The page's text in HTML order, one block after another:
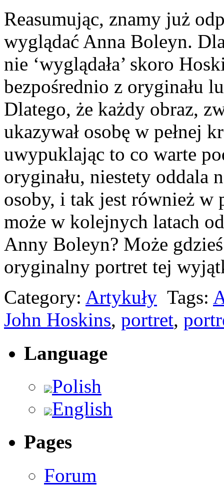
Reasumując, znamy już
wyglądać Anna Boleyn.
nie ‘wyglądała’ skoro
bezpośrednio z oryginału
Dlatego, że każdy obraz,
ukazywał osobę w pełnej
uwypuklając to co warte
oryginału, niestety oddala
osoby, i tak jest również w
może w kolejnych latach
Anny Boleyn? Może
oryginalny portret tej
Category: Artykuły Tags:
John Hoskins, portret,
Language
Polish
English
Pages
Forum